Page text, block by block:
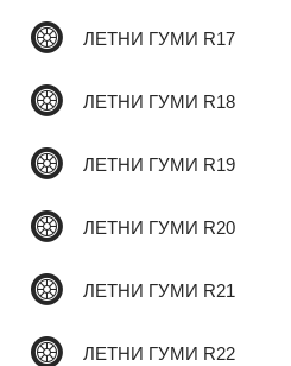
ЛЕТНИ ГУМИ R17
ЛЕТНИ ГУМИ R18
ЛЕТНИ ГУМИ R19
ЛЕТНИ ГУМИ R20
ЛЕТНИ ГУМИ R21
ЛЕТНИ ГУМИ R22